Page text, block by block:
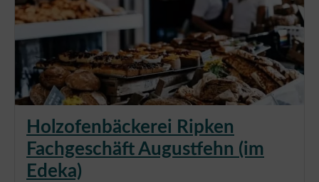
Holzofenbäckerei Ripken
Fachgeschäft Augustfehn (im
Edeka)